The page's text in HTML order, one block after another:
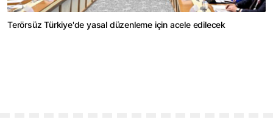
Terörsüz Türkiye'de yasal düzenleme için acele edilecek